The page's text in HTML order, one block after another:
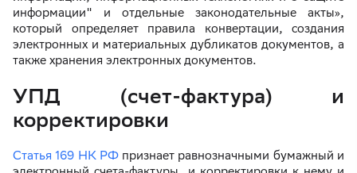
информации" и отдельные законодательные акты»,
который определяет правила конвертации, создания
электронных и материальных дубликатов документов, а
также хранения электронных документов.
УПД (счет-фактура) и
корректировки
Статья 169 НК РФпризнает равнозначными бумажный и